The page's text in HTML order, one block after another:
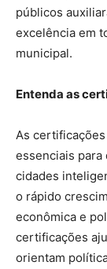
públicos
excelência em
municipal.
Entenda as
As
essenciais
cidades
o rápido
econômica e
certificações
orientam